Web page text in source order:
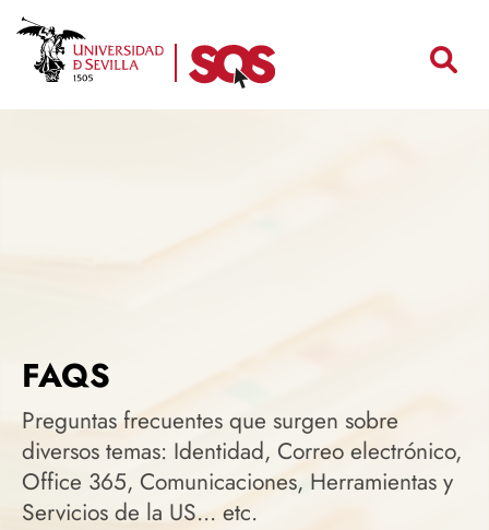
FAQS
Preguntas frecuentes que surgen sobre
diversos temas: Identidad, Correo electrónico,
Office 365, Comunicaciones, Herramientas y
Servicios de la US... etc.